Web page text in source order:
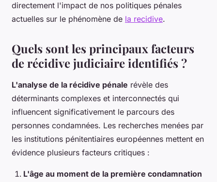
directement l'impact de nos politiques pénales
actuelles sur le phénomène de la recidive.
Quels sont les principaux facteurs
de récidive judiciaire identifiés ?
L'analyse de la récidive pénale révèle des
déterminants complexes et interconnectés qui
influencent significativement le parcours des
personnes condamnées. Les recherches menées par
les institutions pénitentiaires européennes mettent en
évidence plusieurs facteurs critiques :
L'âge au moment de la première condamnation